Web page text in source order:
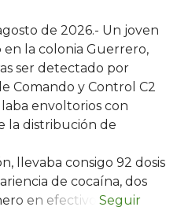
de 2026.- Un joven
la colonia Guerrero,
ser detectado por
Comando y Control C2
envoltorios con
la distribución de
llevaba consigo 92 dosis
de cocaína, dos
en efectivo.